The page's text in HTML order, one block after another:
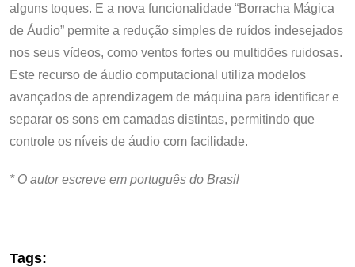
alguns toques. E a nova funcionalidade “Borracha Mágica
de Áudio” permite a redução simples de ruídos indesejados
nos seus vídeos, como ventos fortes ou multidões ruidosas.
Este recurso de áudio computacional utiliza modelos
avançados de aprendizagem de máquina para identificar e
separar os sons em camadas distintas, permitindo que
controle os níveis de áudio com facilidade.
* O autor escreve em português do Brasil
Tags: